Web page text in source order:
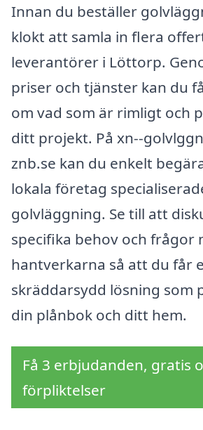
Innan du beställer
klokt att samla in flera
leverantörer i Löttorp.
priser och tjänster kan du
om vad som är rimligt och
ditt projekt. På xn--
znb.se kan du enkelt
lokala företag
golvläggning. Se till att
specifika behov och frågor
hantverkarna så att du får
skräddarsydd lösning som
din plånbok och ditt hem.
Få 3 erbjudanden, gratis
förpliktelser